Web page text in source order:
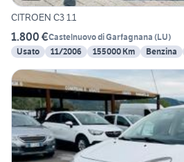
CITROEN C3 1.1
1.800 €Castelnuovo di Garfagnana (LU)
Usato
11/2006 155000 Km Benzina